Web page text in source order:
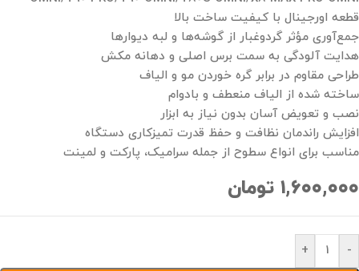
قطعه اورجینال با کیفیت ساخت بالا
جمع‌آوری مؤثر گردوغبار از گوشه‌ها و لبه دیوارها
هدایت آلودگی به سمت برس اصلی و دهانه مکش
طراحی مقاوم در برابر گره خوردن مو و الیاف
ساخته شده از الیاف منعطف و بادوام
نصب و تعویض آسان بدون نیاز به ابزار
افزایش راندمان نظافت و حفظ قدرت تمیزکاری دستگاه
مناسب برای انواع سطوح از جمله سرامیک، پارکت و لمینت
۱,۶۰۰,۰۰۰ تومان
-
+